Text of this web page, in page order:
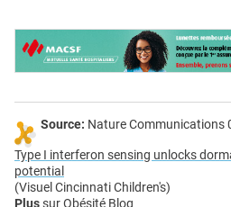
Source: Nature Communications
Type I interferon sensing unlocks
potential
(Visuel Cincinnati Children's)
PlussurObésité Blog